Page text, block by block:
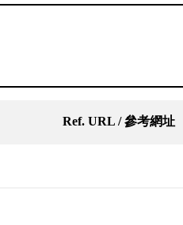
Ref. URL / 參考網址